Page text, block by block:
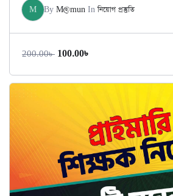
M By M@mun Inনিয়োগ প্রস্তুতি
200.00৳ Original
was:
100.00৳
is: